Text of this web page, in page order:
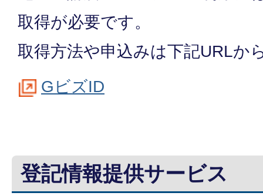
取得が必要です。
取得方法や申込みは下記URLか
GビズID
登記情報提供サービス